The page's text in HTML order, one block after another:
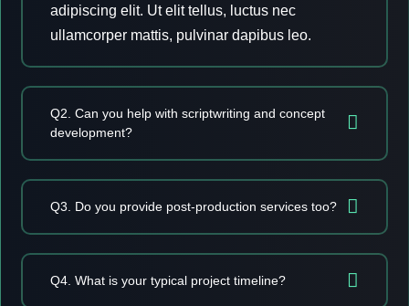
adipiscing elit. Ut elit tellus, luctus nec
ullamcorper mattis, pulvinar dapibus leo.
Q2. Can you help with scriptwriting and concept
development?
Q3. Do you provide post-production services too?
Q4. What is your typical project timeline?